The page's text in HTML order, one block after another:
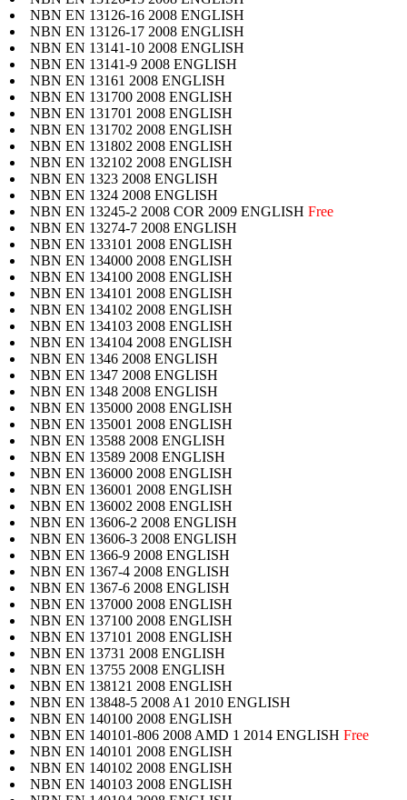
NBN EN 13126-16 2008 ENGLISH
NBN EN 13126-17 2008 ENGLISH
NBN EN 13141-10 2008 ENGLISH
NBN EN 13141-9 2008 ENGLISH
NBN EN 13161 2008 ENGLISH
NBN EN 131700 2008 ENGLISH
NBN EN 131701 2008 ENGLISH
NBN EN 131702 2008 ENGLISH
NBN EN 131802 2008 ENGLISH
NBN EN 132102 2008 ENGLISH
NBN EN 1323 2008 ENGLISH
NBN EN 1324 2008 ENGLISH
NBN EN 13245-2 2008 COR 2009 ENGLISH Free
NBN EN 13274-7 2008 ENGLISH
NBN EN 133101 2008 ENGLISH
NBN EN 134000 2008 ENGLISH
NBN EN 134100 2008 ENGLISH
NBN EN 134101 2008 ENGLISH
NBN EN 134102 2008 ENGLISH
NBN EN 134103 2008 ENGLISH
NBN EN 134104 2008 ENGLISH
NBN EN 1346 2008 ENGLISH
NBN EN 1347 2008 ENGLISH
NBN EN 1348 2008 ENGLISH
NBN EN 135000 2008 ENGLISH
NBN EN 135001 2008 ENGLISH
NBN EN 13588 2008 ENGLISH
NBN EN 13589 2008 ENGLISH
NBN EN 136000 2008 ENGLISH
NBN EN 136001 2008 ENGLISH
NBN EN 136002 2008 ENGLISH
NBN EN 13606-2 2008 ENGLISH
NBN EN 13606-3 2008 ENGLISH
NBN EN 1366-9 2008 ENGLISH
NBN EN 1367-4 2008 ENGLISH
NBN EN 1367-6 2008 ENGLISH
NBN EN 137000 2008 ENGLISH
NBN EN 137100 2008 ENGLISH
NBN EN 137101 2008 ENGLISH
NBN EN 13731 2008 ENGLISH
NBN EN 13755 2008 ENGLISH
NBN EN 138121 2008 ENGLISH
NBN EN 13848-5 2008 A1 2010 ENGLISH
NBN EN 140100 2008 ENGLISH
NBN EN 140101-806 2008 AMD 1 2014 ENGLISH Free
NBN EN 140101 2008 ENGLISH
NBN EN 140102 2008 ENGLISH
NBN EN 140103 2008 ENGLISH